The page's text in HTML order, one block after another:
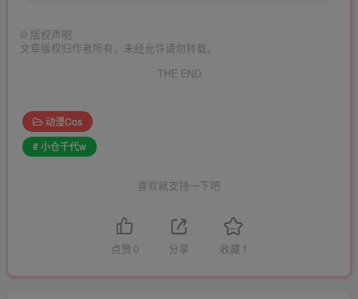
© 版权声明
文章版权归作者所有，未经允许请勿转载。
THE END
动漫Cos
# 小仓千代w
喜欢就支持一下吧
点赞 0 分享 收藏 1